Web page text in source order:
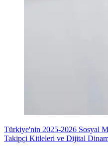
Türkiye'nin 2025-2026 Sosyal
Takipçi Kitleleri ve Dijital